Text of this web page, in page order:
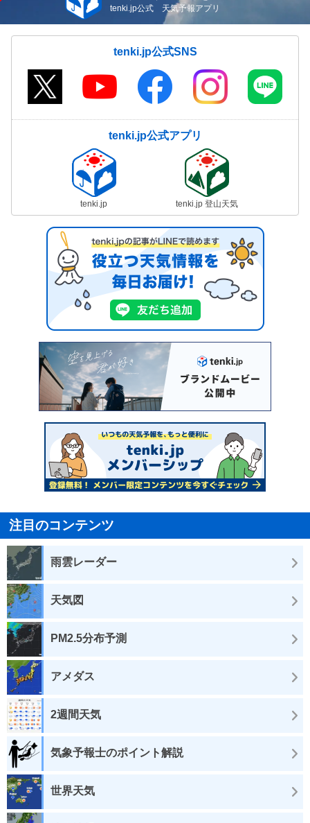
tenki.jp公式 天気予報アプリ
tenki.jp公式SNS
tenki.jp公式アプリ
tenki.jp tenki.jp 登山天気
注目のコンテンツ
雨雲レーダー
天気図
PM2.5分布予測
アメダス
2週間天気
気象予報士のポイント解説
世界天気